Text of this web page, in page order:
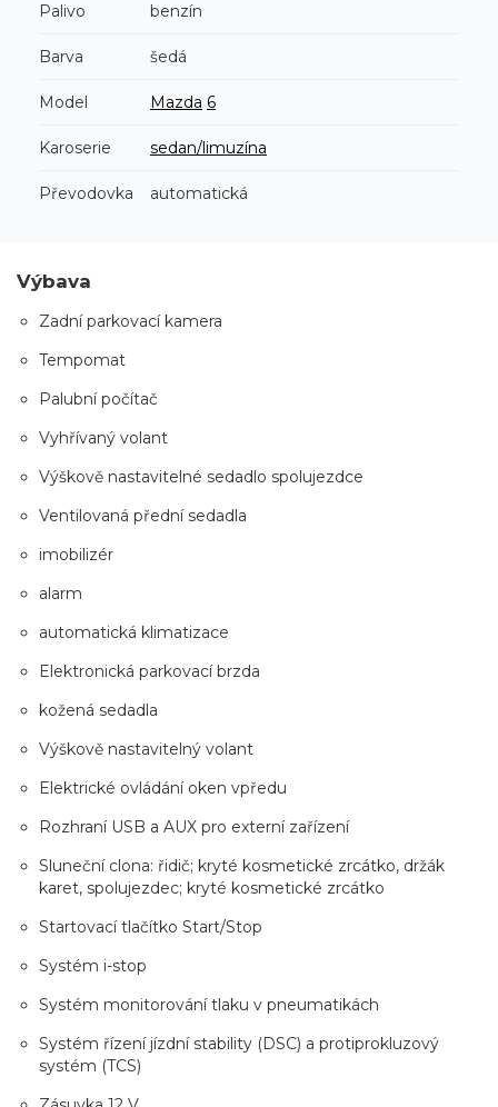
Palivo benzín
Barva šedá
Model Mazda 6
Karoserie sedan/limuzína
Převodovka automatická
Výbava
Zadní parkovací kamera
Tempomat
Palubní počítač
Vyhřívaný volant
Výškově nastavitelné sedadlo spolujezdce
Ventilovaná přední sedadla
imobilizér
alarm
automatická klimatizace
Elektronická parkovací brzda
kožená sedadla
Výškově nastavitelný volant
Elektrické ovládání oken vpředu
Rozhraní USB a AUX pro externí zařízení
Sluneční clona: řidič; kryté kosmetické zrcátko, držák
karet, spolujezdec; kryté kosmetické zrcátko
Startovací tlačítko Start/Stop
Systém i-stop
Systém monitorování tlaku v pneumatikách
Systém řízení jízdní stability (DSC) a protiprokluzový
systém (TCS)